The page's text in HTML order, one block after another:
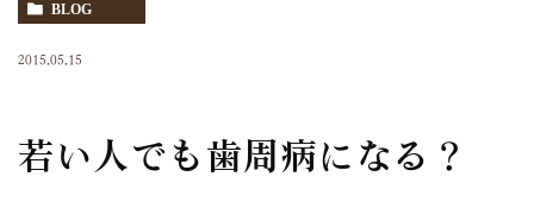
BLOG
2015.05.15
若い人でも歯周病になる？